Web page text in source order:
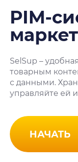
PIM-
SelSup –
товарным
с данными.
управляйте ей
НАЧАТЬ